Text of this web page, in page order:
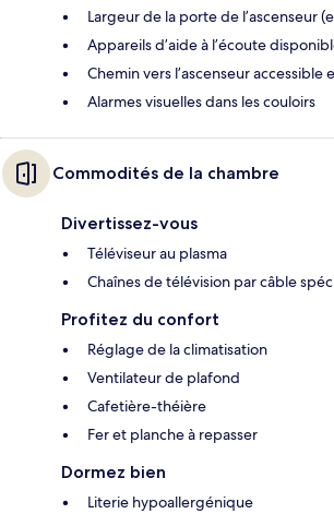
Largeur de la porte de l’ascenseur
Appareils d’aide à l’écoute
Chemin vers l’ascenseur accessible
Alarmes visuelles dans les couloirs
Commodités de la chambre
Divertissez-vous
Téléviseur au plasma
Chaînes de télévision par câble
Profitez du confort
Réglage de la climatisation
Ventilateur de plafond
Cafetière-théière
Fer et planche à repasser
Dormez bien
Literie hypoallergénique